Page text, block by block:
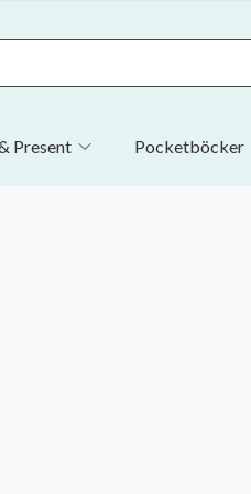
Present Pocketböcker